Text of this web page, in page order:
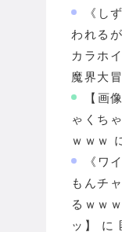
《し
われる
カラホ
魔界大冒
【画
ゃくち
ｗｗｗ
《ワ
もんチ
るｗｗ
ッ】
に